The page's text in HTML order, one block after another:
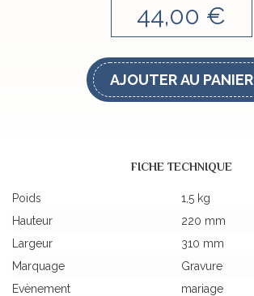
44,00 €
AJOUTER AU PANIER
FICHE TECHNIQUE
Poids
1,5 kg
Hauteur
220 mm
Largeur
310 mm
Marquage
Gravure
Evènement
mariage